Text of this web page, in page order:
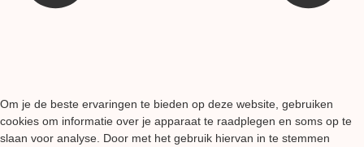
Om je de beste ervaringen te bieden op deze website, gebruiken
cookies om informatie over je apparaat te raadplegen en soms op te
slaan voor analyse. Door met het gebruik hiervan in te stemmen